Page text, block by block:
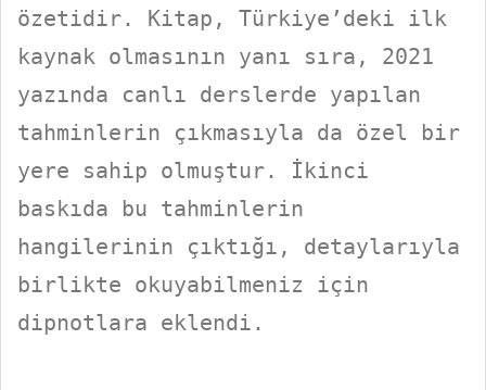
özetidir. Kitap, Türkiye’deki ilk
kaynak olmasının yanı sıra, 2021
yazında canlı derslerde yapılan
tahminlerin çıkmasıyla da özel bir
yere sahip olmuştur. İkinci
baskıda bu tahminlerin
hangilerinin çıktığı, detaylarıyla
birlikte okuyabilmeniz için
dipnotlara eklendi.